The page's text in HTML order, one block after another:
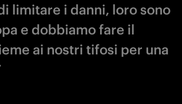
limitare i danni, loro sono
e dobbiamo fare il
ai nostri tifosi per una